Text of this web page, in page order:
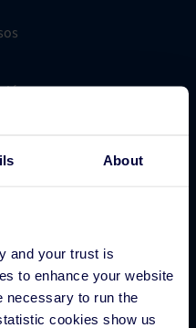
About
and your trust is
to enhance your website
necessary to run the
cookies show us
Sync